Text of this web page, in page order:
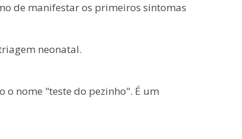
de manifestar os primeiros sintomas
neonatal.
o nome "teste do pezinho". É um